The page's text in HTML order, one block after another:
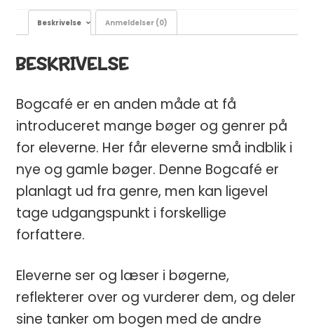
Beskrivelse Anmeldelser (0)
BESKRIVELSE
Bogcafé er en anden måde at få
introduceret mange bøger og genrer på
for eleverne. Her får eleverne små indblik i
nye og gamle bøger. Denne Bogcafé er
planlagt ud fra genre, men kan ligevel
tage udgangspunkt i forskellige
forfattere.
Eleverne ser og læser i bøgerne,
reflekterer over og vurderer dem, og deler
sine tanker om bogen med de andre